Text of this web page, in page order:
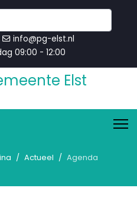
...
info@pg-elst.nl
09:00 - 12:00
Actueel Agenda